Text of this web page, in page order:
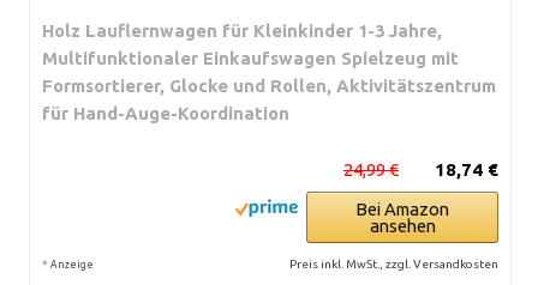
Holz Lauflernwagen für Kleinkinder 1-3 Jahre,
Multifunktionaler Einkaufswagen Spielzeug mit
Formsortierer, Glocke und Rollen, Aktivitätszentrum
für Hand-Auge-Koordination
18,74 €
24,99 €
Bei Amazon
ansehen
* Anzeige Preis inkl. MwSt., zzgl. Versandkosten